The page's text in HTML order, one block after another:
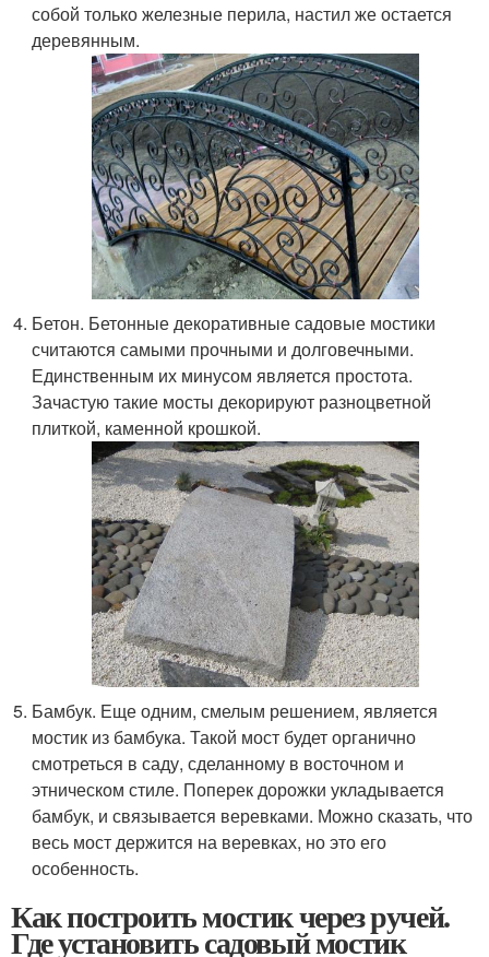
собой только железные перила, настил же остается
деревянным.
Бетон. Бетонные декоративные садовые мостики
считаются самыми прочными и долговечными.
Единственным их минусом является простота.
Зачастую такие мосты декорируют разноцветной
плиткой, каменной крошкой.
Бамбук. Еще одним, смелым решением, является
мостик из бамбука. Такой мост будет органично
смотреться в саду, сделанному в восточном и
этническом стиле. Поперек дорожки укладывается
бамбук, и связывается веревками. Можно сказать, что
весь мост держится на веревках, но это его
особенность.
Как построить мостик через ручей.
Где установить садовый мостик